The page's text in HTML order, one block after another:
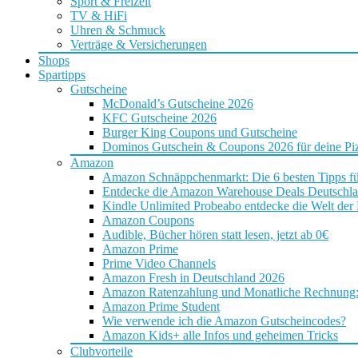
TV & HiFi
Uhren & Schmuck
Verträge & Versicherungen
Shops
Spartipps
Gutscheine
McDonald’s Gutscheine 2026
KFC Gutscheine 2026
Burger King Coupons und Gutscheine
Dominos Gutschein & Coupons 2026 für deine
Amazon
Amazon Schnäppchenmarkt: Die 6 besten Tipps
Entdecke die Amazon Warehouse Deals
Kindle Unlimited Probeabo entdecke die Welt der
Amazon Coupons
Audible, Bücher hören statt lesen, jetzt ab 0€
Amazon Prime
Prime Video Channels
Amazon Fresh in Deutschland 2026
Amazon Ratenzahlung und Monatliche
Amazon Prime Student
Wie verwende ich die Amazon Gutscheincodes?
Amazon Kids+ alle Infos und geheimen Tricks
Clubvorteile